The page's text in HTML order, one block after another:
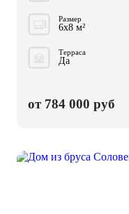
Размер
6x8 м²
Терраса
Да
от 784 000 руб